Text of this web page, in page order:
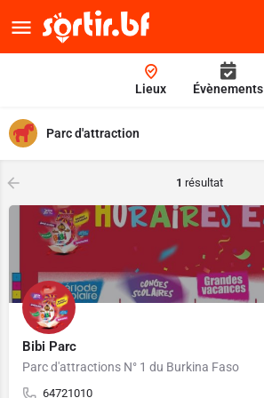
Lieux Évènements
Parc d'attraction
1 résultat
Bibi Parc
Parc d'attractions N° 1 du Burkina Faso
64721010